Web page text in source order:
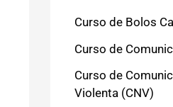
Curso de Bolos
Curso de
Curso de
Violenta (CNV)